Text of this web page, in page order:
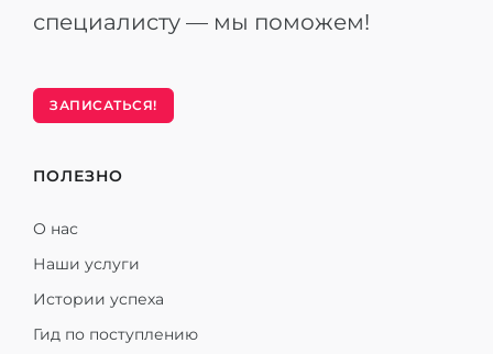
специалисту — мы поможем!
ЗАПИСАТЬСЯ!
ПОЛЕЗНО
О нас
Наши услуги
Истории успеха
Гид по поступлению